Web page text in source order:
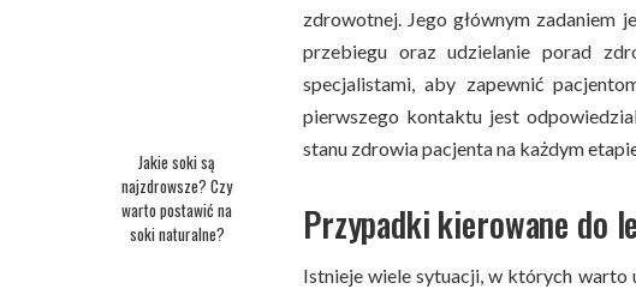
Jakie soki są
najzdrowsze? Czy
warto postawić na
soki naturalne?
zdrowotnej. Jego głównym zadaniem
przebiegu oraz udzielanie porad
specjalistami, aby zapewnić
pierwszego kontaktu jest
stanu zdrowia pacjenta na każdym
Przypadki kierowane do
Istnieje wiele sytuacji, w których warto